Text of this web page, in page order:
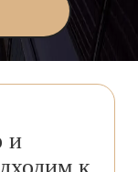
и
к